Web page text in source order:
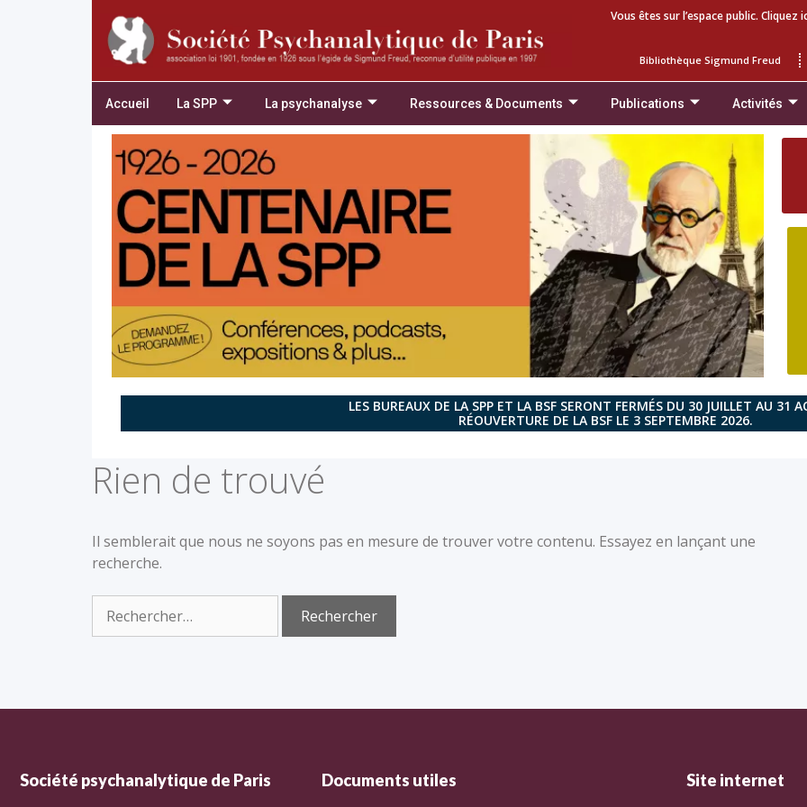
Vous êtes sur l’espace public.
Bibliothèque Sigmund Freud
Accueil La SPP La psychanalyse Ressources & Documents Publications Activités
LES BUREAUX DE LA SPP ET LA BSF SERONT FERMÉS DU 30 JUILLET AU 31
RÉOUVERTURE DE LA BSF LE 3 SEPTEMBRE 2026.
Rien de trouvé
Il semblerait que nous ne soyons pas en mesure de trouver votre contenu. Essayez en lançant une
recherche.
Société psychanalytique de Paris Documents utiles Site internet